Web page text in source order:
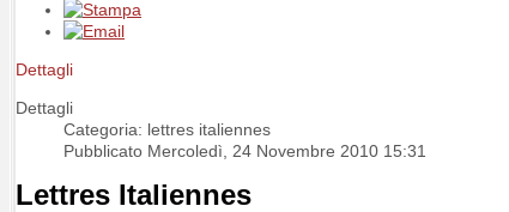
Dettagli
Dettagli
Categoria: lettres italiennes
Pubblicato Mercoledì, 24 Novembre 2010 15:31
Lettres Italiennes